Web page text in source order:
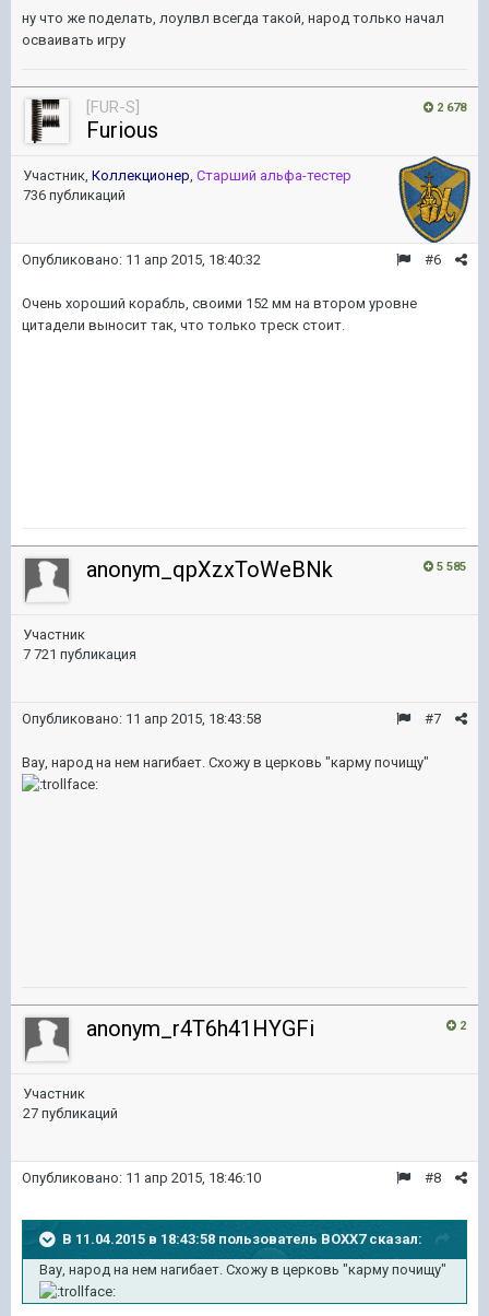
ну что же поделать, лоулвл всегда такой, народ только начал
осваивать игру
2 678
[FUR-S]
Furious
Участник, Коллекционер Старший альфа-тестер
736 публикаций
#6
Опубликовано: 11 апр 2015, 18:40:32
Очень хороший корабль, своими 152 мм на втором уровне
цитадели выносит так, что только треск стоит.
5 585
anonym_qpXzxToWeBNk
Участник
7 721 публикация
#7
Опубликовано: 11 апр 2015, 18:43:58
Вау, народ на нем нагибает. Схожу в церковь "карму почищу"
2
anonym_r4T6h41HYGFi
Участник
27 публикаций
#8
Опубликовано: 11 апр 2015, 18:46:10
В 11.04.2015 в 18:43:58 пользователь BOXX7 сказал:
Вау, народ на нем нагибает. Схожу в церковь "карму почищу"